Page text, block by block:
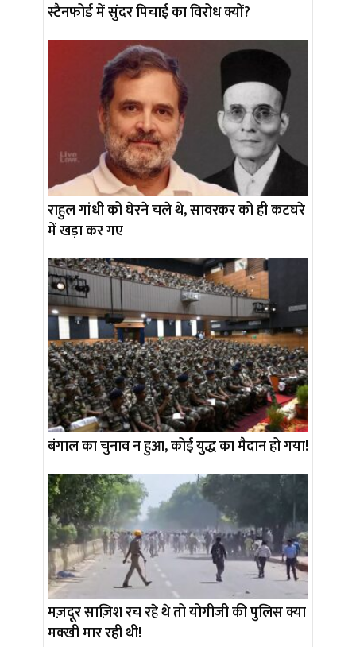
स्टैनफोर्ड में सुंदर पिचाई का विरोध क्यों?
राहुल गांधी को घेरने चले थे, सावरकर को ही कटघरे
में खड़ा कर गए
बंगाल का चुनाव न हुआ, कोई युद्ध का मैदान हो गया!
मज़दूर साज़िश रच रहे थे तो योगीजी की पुलिस क्या
मक्खी मार रही थी!